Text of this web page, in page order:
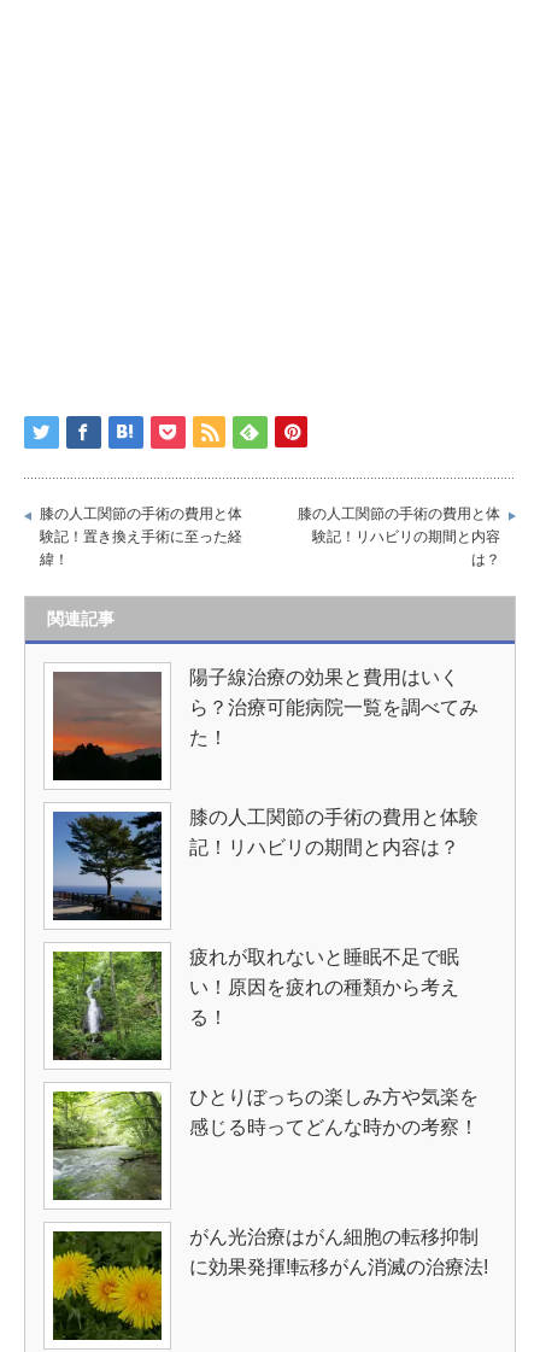
膝の人工関節の手術の費用と体
験記！置き換え手術に至った経
緯！
膝の人工関節の手術の費用と体
験記！リハビリの期間と内容
は？
関連記事
陽子線治療の効果と費用はいく
ら？治療可能病院一覧を調べてみ
た！
膝の人工関節の手術の費用と体験
記！リハビリの期間と内容は？
疲れが取れないと睡眠不足で眠
い！原因を疲れの種類から考え
る！
ひとりぼっちの楽しみ方や気楽を
感じる時ってどんな時かの考察！
がん光治療はがん細胞の転移抑制
に効果発揮!転移がん消滅の治療法!